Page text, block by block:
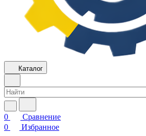
Каталог
0
Сравнение
0
Избранное